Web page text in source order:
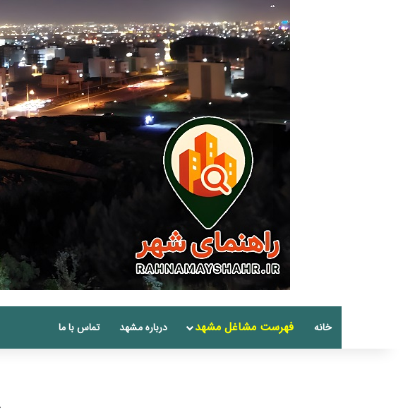
خانه فهرست مشاغل مشهد درباره مشهد تماس با ما